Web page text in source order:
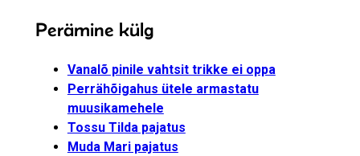
Perämine külg
Vanalõ pinile vahtsit trikke ei oppa
Perrähõigahus ütele armastatu
muusikamehele
Tossu Tilda pajatus
Muda Mari pajatus